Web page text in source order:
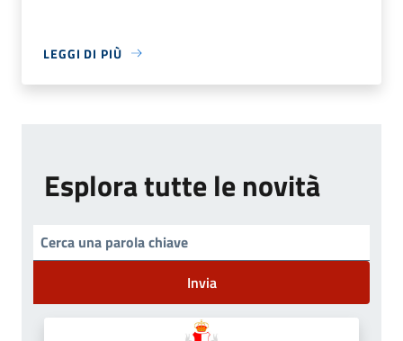
LEGGI DI PIÙ
Esplora tutte le novità
Invia